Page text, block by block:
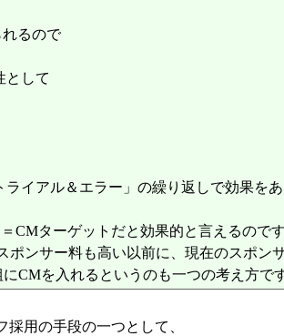
るので
として
イアル＆エラー」の繰り返しで効果をあ
CMターゲットだと効果的と言えるので
ンサー料も高い以前に、現在のスポン
CMを入れるというのも一つの考え方です
用の手段の一つとして、